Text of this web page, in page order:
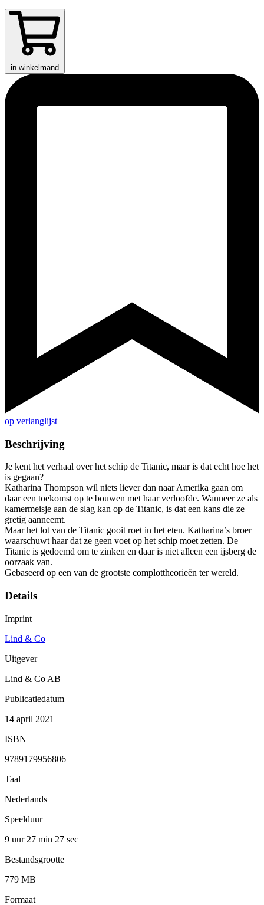
in winkelmand
op verlanglijst
Beschrijving
Je kent het verhaal over het schip de Titanic, maar is dat echt hoe het
is gegaan?
Katharina Thompson wil niets liever dan naar Amerika gaan om
daar een toekomst op te bouwen met haar verloofde. Wanneer ze als
kamermeisje aan de slag kan op de Titanic, is dat een kans die ze
gretig aanneemt.
Maar het lot van de Titanic gooit roet in het eten. Katharina’s broer
waarschuwt haar dat ze geen voet op het schip moet zetten. De
Titanic is gedoemd om te zinken en daar is niet alleen een ijsberg de
oorzaak van.
Gebaseerd op een van de grootste complottheorieën ter wereld.
Details
Imprint
Lind & Co
Uitgever
Lind & Co AB
Publicatiedatum
14 april 2021
ISBN
9789179956806
Taal
Nederlands
Speelduur
9 uur 27 min 27 sec
Bestandsgrootte
779 MB
Formaat